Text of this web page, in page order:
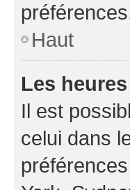
Haut
Les
Il est
celui dans